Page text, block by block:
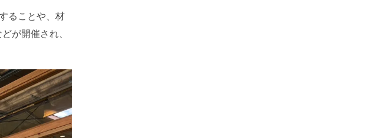
ることや、材
が開催され、